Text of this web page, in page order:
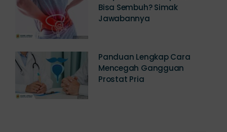
Jawabannya
Mencegah Gangguan
Prostat Pria